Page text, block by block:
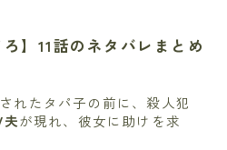
ろ】11話のネタバレまとめ
れたタパ子の前に、殺人犯
夫が現れ、彼女に助けを求